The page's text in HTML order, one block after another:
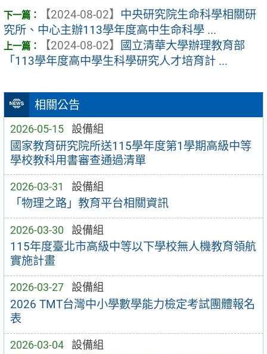
相關公告
2026-05-15 設備組
國家教育研究院所送115學年度第1學期高級中等
學校教科用書審查通過清單
2026-03-31 設備組
「物理之路」教育平台相關資訊
2026-03-30 設備組
115年度臺北市高級中等以下學校無人機教育領航
實施計畫
2026-03-27 設備組
2026 TMT台灣中小學數學能力檢定考試團體報名
表
2026-03-04 設備組
【2024-08-02】 中央研究院生命科學相關研
究所、中心主辦113學年度高中生命科學 ...
【2024-08-02】
國立清華大學辦理教育部
「113學年度高中學生科學研究人才培育計 ...